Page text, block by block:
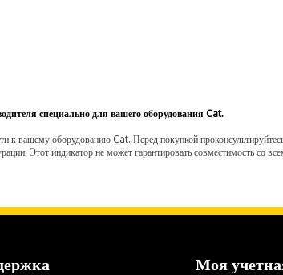
специально для вашего оборудования Cat.
к вашему оборудованию Cat. Перед покупкой
Этот индикатор не может гарантировать совместимость со
Моя